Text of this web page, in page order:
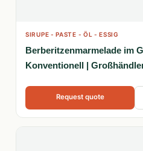
SIRUPE - PASTE - ÖL - ESSIG
Berberitzenmarmelade im
Konventionell |
Request quote